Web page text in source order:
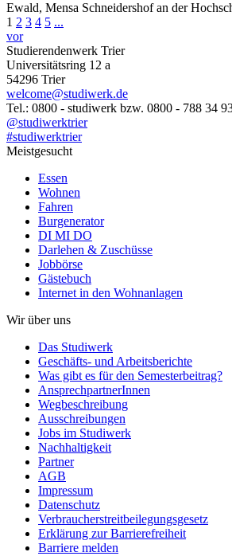
Ewald, Mensa Schneidershof an der
1 2 3 4 5 ...
vor
Studierendenwerk Trier
Universitätsring 12 a
54296 Trier
welcome@studiwerk.de
Tel.: 0800 - studiwerk bzw. 0800 - 788 34
@studiwerktrier
#studiwerktrier
Meistgesucht
Essen
Wohnen
Fahren
Burgenerator
DI MI DO
Darlehen & Zuschüsse
Jobbörse
Gästebuch
Internet in den Wohnanlagen
Wir über uns
Das Studiwerk
Geschäfts- und Arbeitsberichte
Was gibt es für den Semesterbeitrag?
AnsprechpartnerInnen
Wegbeschreibung
Ausschreibungen
Jobs im Studiwerk
Nachhaltigkeit
Partner
AGB
Impressum
Datenschutz
Verbraucherstreitbeilegungsgesetz
Erklärung zur Barrierefreiheit
Barriere melden